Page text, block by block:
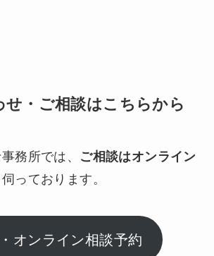
どう違いますか？
に任せられる事務にはど
ますか？
ホなどデジタル遺品の対
・ご相談はこちらから
務所では、 ご相談はオンライン
っております。
オンライン相談予約